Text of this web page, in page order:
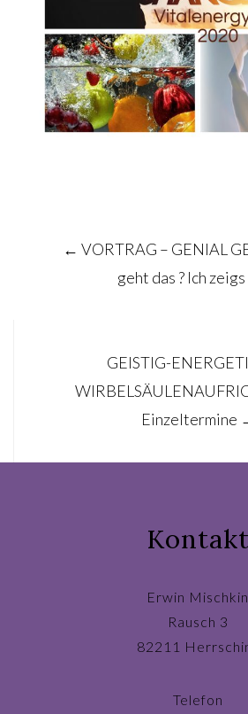
navigation
← VORTRAG – GENIAL
geht das ? Ich
GEISTIG-
Einzeltermine
Kontakt
Erwin Mischkin
Rausch 3
82211
Telefon